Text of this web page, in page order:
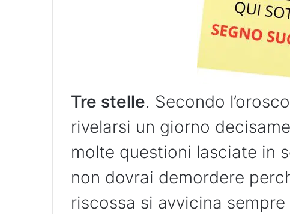
Tre stelle. Secondo
rivelarsi un giorno
molte questioni lasciate in
non dovrai demordere
riscossa si avvicina sempre